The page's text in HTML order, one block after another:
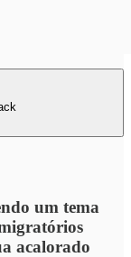
um tema
acalorado